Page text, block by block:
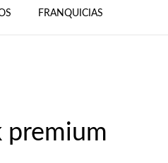
FRANQUICIAS
premium